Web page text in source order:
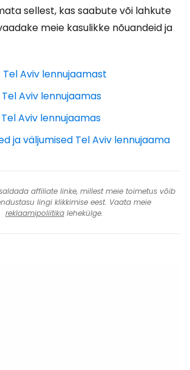
sellest, kas saabute või lahkute
meie kasulikke nõuandeid ja
Aviv lennujaamast
Aviv lennujaamas
Aviv lennujaamas
ja väljumised Tel Aviv lennujaama
affiliate linke, millest meie toimetus võib
lingi klikkimise eest. Vaata meie
reklaamipoliitikalehekülge.